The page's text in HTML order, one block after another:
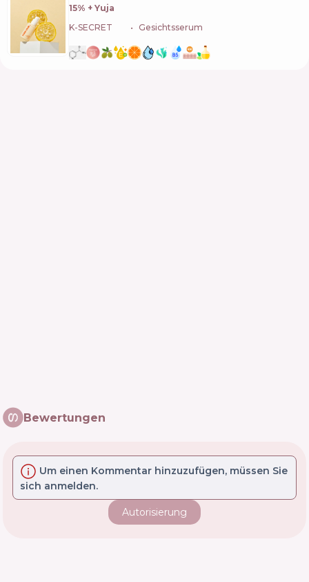
15% + Yuja
K-SECRET
Gesichtsserum
Bewertungen
Um einen Kommentar hinzuzufügen, müssen Sie
sich anmelden.
Autorisierung